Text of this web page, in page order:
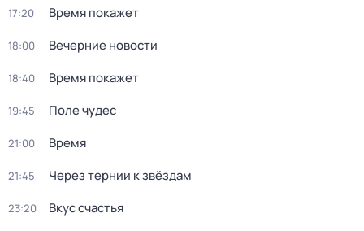
17:20 Время покажет
18:00 Вечерние новости
18:40 Время покажет
19:45 Поле чудес
21:00 Время
21:45 Через тернии к звёздам
23:20 Вкус счастья